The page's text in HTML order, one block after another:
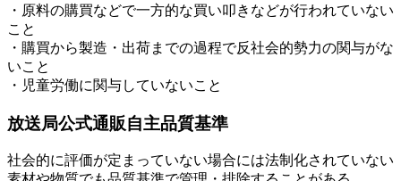
・原料の購買などで一方的な買い叩きなどが行われていない
こと
・購買から製造・出荷までの過程で反社会的勢力の関与がな
いこと
・児童労働に関与していないこと
放送局公式通販自主品質基準
社会的に評価が定まっていない場合には法制化されていない